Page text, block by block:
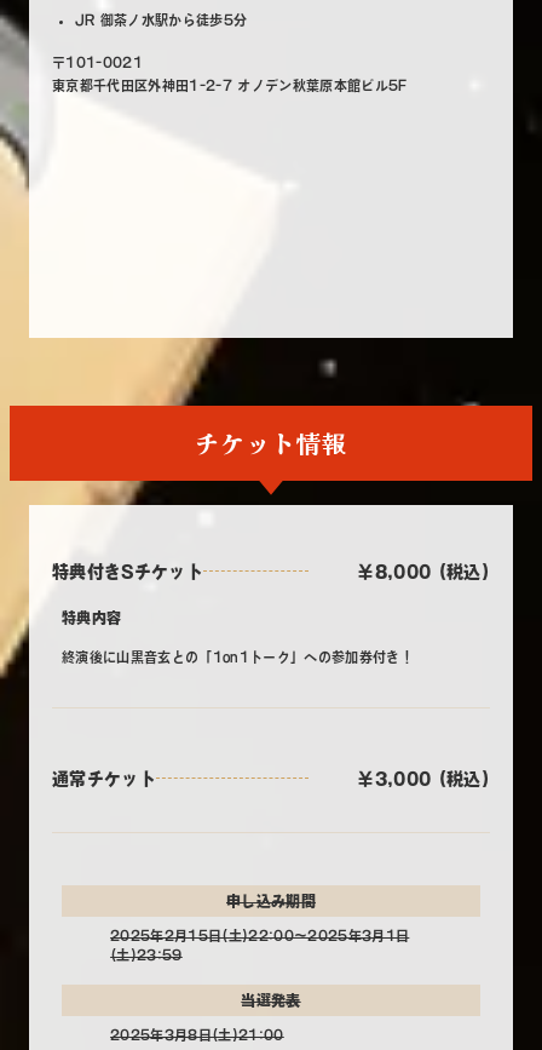
JR 御茶ノ水駅から徒歩5分
〒101-0021
東京都千代田区外神田1-2-7 オノデン秋葉原本館ビル5F
チケット情報
特典付きSチケット ￥8,000 (税込)
特典内容
終演後に山黒音玄との「1on1トーク」への参加券付き！
通常チケット ￥3,000 (税込)
申し込み期間
2025年2月15日(土)22:00～2025年3月1日
(土)23:59
当選発表
2025年3月8日(土)21:00